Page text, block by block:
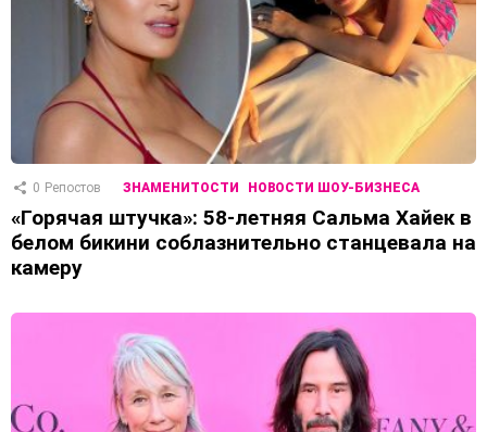
0 Репостов ЗНАМЕНИТОСТИ НОВОСТИ ШОУ-БИЗНЕСА
«Горячая штучка»: 58-летняя Сальма Хайек в
белом бикини соблазнительно станцевала на
камеру